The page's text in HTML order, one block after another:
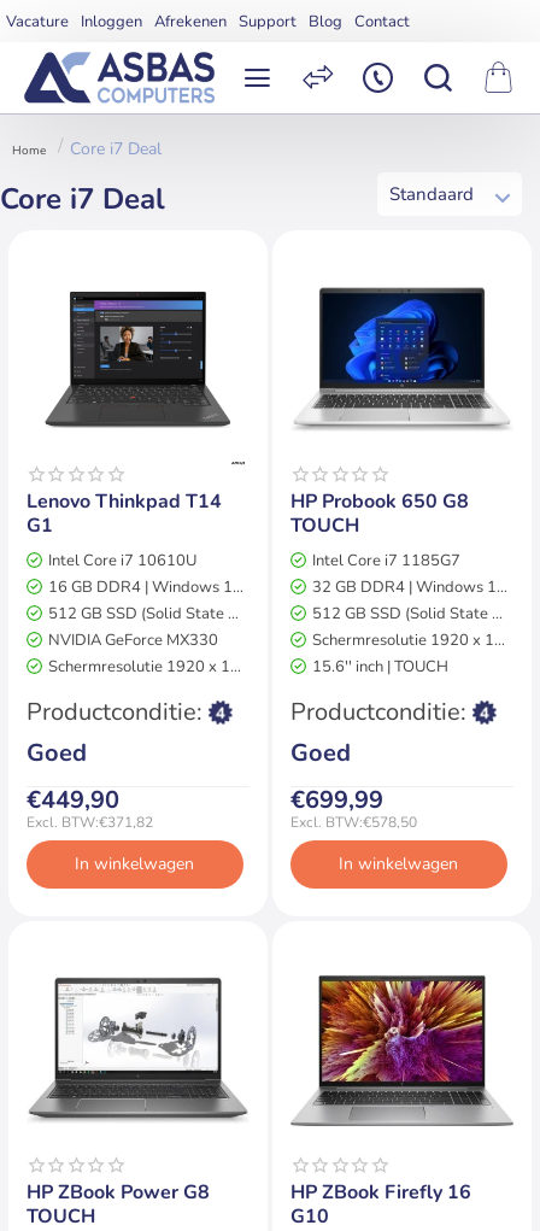
Vacature Inloggen Afrekenen Support Blog Contact
Core i7 Deal
Core i7 Deal
Op voorraad
2 jaar garantie
Lenovo Thinkpad T14
G1
Intel Core i7 10610U
16 GB DDR4 | Windows 11 Pro
512 GB SSD (Solid State Drive)
NVIDIA GeForce MX330
Schermresolutie 1920 x 1080
€449,90
Excl. BTW:€371,82
Productconditie:
Goed
In winkelwagen
Op voorraad
2 jaar garantie
HP Probook 650 G8
TOUCH
Intel Core i7 1185G7
32 GB DDR4 | Windows 11 Pro
512 GB SSD (Solid State Drive)
Schermresolutie 1920 x 1080
15.6'' inch | TOUCH
€699,99
Excl. BTW:€578,50
Productconditie:
Goed
In winkelwagen
Op voorraad
HP ZBook Power G8
TOUCH
Op voorraad
HP ZBook Firefly 16
G10